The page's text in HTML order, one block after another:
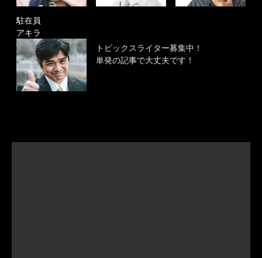
駐在員
アキラ
トピックスライター募集中！
単発の記事で大丈夫です！